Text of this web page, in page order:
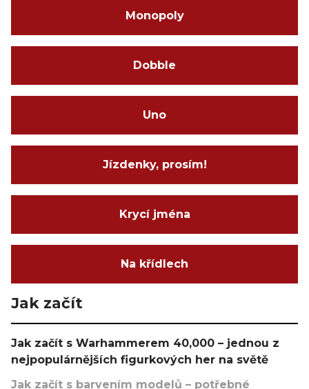
Monopoly
Dobble
Uno
Jízdenky, prosím!
Krycí jména
Na křídlech
Jak začít
Jak začít s Warhammerem 40,000 – jednou z
nejpopulárnějších figurkových her na světě
Jak začít s barvením modelů – potřebné